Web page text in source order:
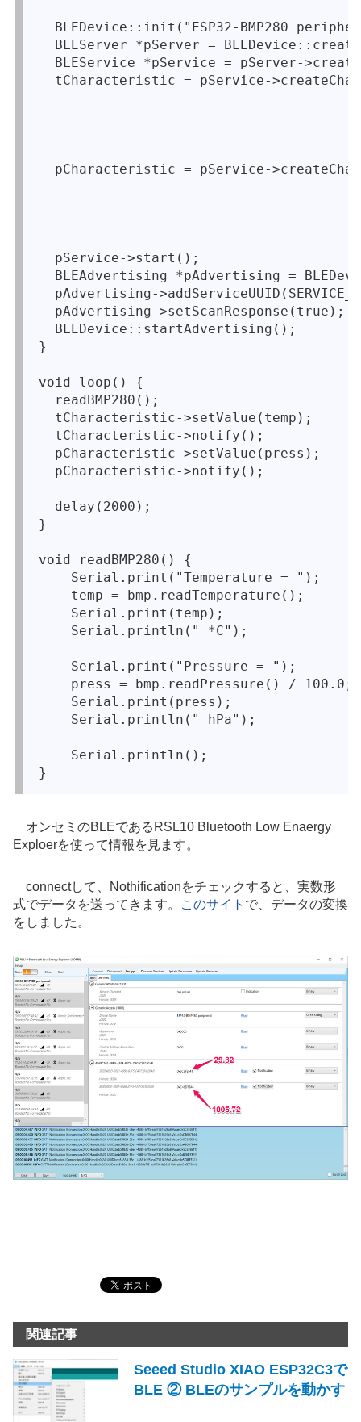
BLEDevice::init("ESP32-BMP280
BLEServer *pServer =
BLEService *pService = pServer-
tCharacteristic = pService-
pCharacteristic = pService-
  pService->start();
BLEAdvertising *pAdvertising =
pAdvertising-
  pAdvertising->setScanResponse(true);
  BLEDevice::startAdvertising();
}
void loop() {
  readBMP280();
  tCharacteristic->setValue(temp);
  tCharacteristic->notify();
  pCharacteristic->setValue(press);
  pCharacteristic->notify();
  delay(2000);
}
void readBMP280() {
    Serial.print("Temperature = ");
    temp = bmp.readTemperature();
    Serial.print(temp);
    Serial.println(" *C");
    Serial.print("Pressure = ");
    press = bmp.readPressure() / 100.0;
    Serial.print(press);
    Serial.println(" hPa");
    Serial.println();
オンセミのBLEであるRSL10 Bluetooth Low Enaergy
Exploerを使って情報を見ます。
connectして、Nothificationをチェックすると、実数形
式でデータを送ってきます。
このサイト で、データの変換
をしました。
関連記事
Seeed Studio XIAO ESP32C3で
BLE ② BLEのサンプルを動かす